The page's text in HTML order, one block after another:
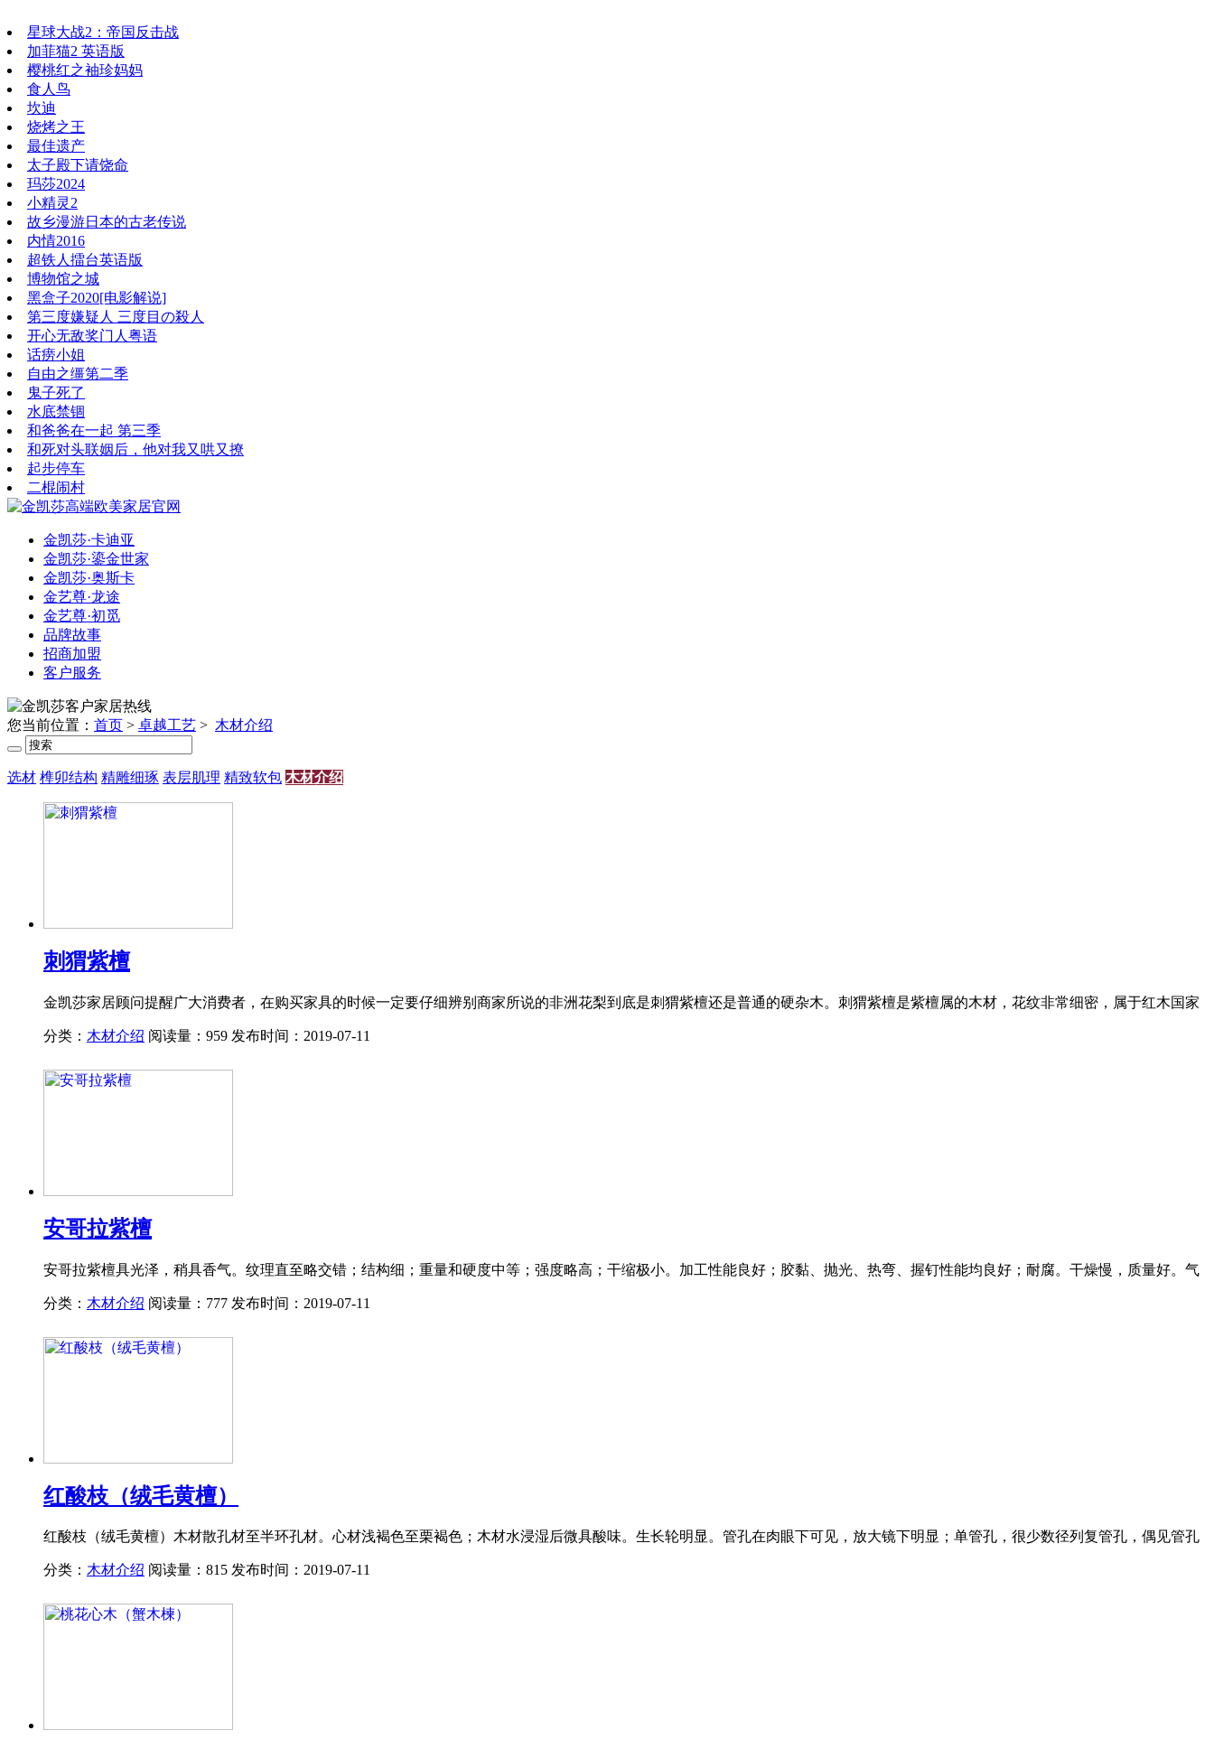
星球大战2：帝国反击战
加菲猫2 英语版
樱桃红之袖珍妈妈
食人鸟
坎迪
烧烤之王
最佳遗产
太子殿下请饶命
玛莎2024
小精灵2
故乡漫游日本的古老传说
内情2016
超铁人擂台英语版
博物馆之城
黑盒子2020[电影解说]
第三度嫌疑人 三度目の殺人
开心无敌奖门人粤语
话痨小姐
自由之缰第二季
鬼子死了
水底禁锢
和爸爸在一起 第三季
和死对头联姻后，他对我又哄又撩
起步停车
二棍闹村
金凯莎·卡迪亚
金凯莎·鎏金世家
金凯莎·奥斯卡
金艺尊·龙途
金艺尊·初觅
品牌故事
招商加盟
客户服务
您当前位置： 首页 > 卓越工艺 > 木材介绍
选材 榫卯结构 精雕细琢 表层肌理 精致软包 木材介绍
刺猬紫檀
金凯莎家居顾问提醒广大消费者，在购买家具的时候一定要仔细辨别商家所说的非洲花梨到底是刺猬紫檀还是普通的硬杂木。刺猬紫檀是紫檀属的木材，花纹非常细密，属于红木国家
分类： 木材介绍 阅读量：959 发布时间：2019-07-11
安哥拉紫檀
安哥拉紫檀具光泽，稍具香气。纹理直至略交错；结构细；重量和硬度中等；强度略高；干缩极小。加工性能良好；胶黏、抛光、热弯、握钉性能均良好；耐腐。干燥慢，质量好。气
分类： 木材介绍 阅读量：777 发布时间：2019-07-11
红酸枝（绒毛黄檀）
红酸枝（绒毛黄檀）木材散孔材至半环孔材。心材浅褐色至栗褐色；木材水浸湿后微具酸味。生长轮明显。管孔在肉眼下可见，放大镜下明显；单管孔，很少数径列复管孔，偶见管孔
分类： 木材介绍 阅读量：815 发布时间：2019-07-11